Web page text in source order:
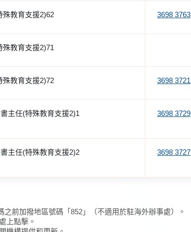
殊教育支援2)62 3698 3763
殊教育支援2)71
殊教育支援2)72 3698 3721
主任(特殊教育支援2)1 3698 3729
主任(特殊教育支援2)2 3698 3727
前加撥地區號碼「852」（不適用於駐海外辦事處）。
上點擊。